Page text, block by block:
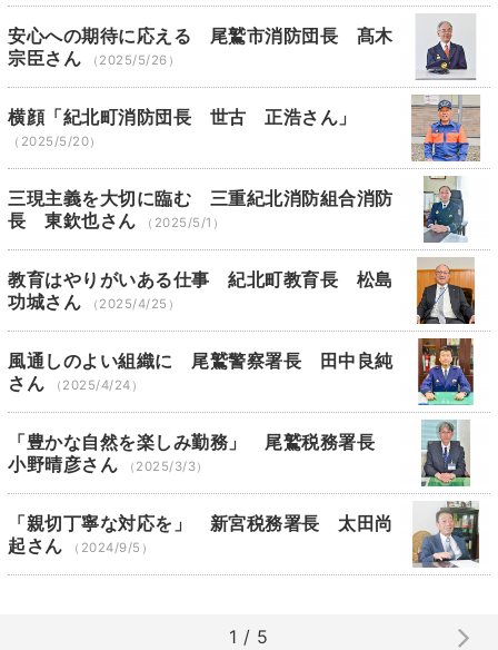
安心への期待に応える 尾鷲市消防団長 髙木
宗臣さん
（2025/5/26）
横顔「紀北町消防団長 世古 正浩さん」
（2025/5/20）
三現主義を大切に臨む 三重紀北消防組合消防
長 東欽也さん
（2025/5/1）
教育はやりがいある仕事 紀北町教育長 松島
功城さん
（2025/4/25）
風通しのよい組織に 尾鷲警察署長 田中良純
さん
（2025/4/24）
「豊かな自然を楽しみ勤務」 尾鷲税務署長
小野晴彦さん
（2025/3/3）
「親切丁寧な対応を」 新宮税務署長 太田尚
起さん
（2024/9/5）
1 / 5